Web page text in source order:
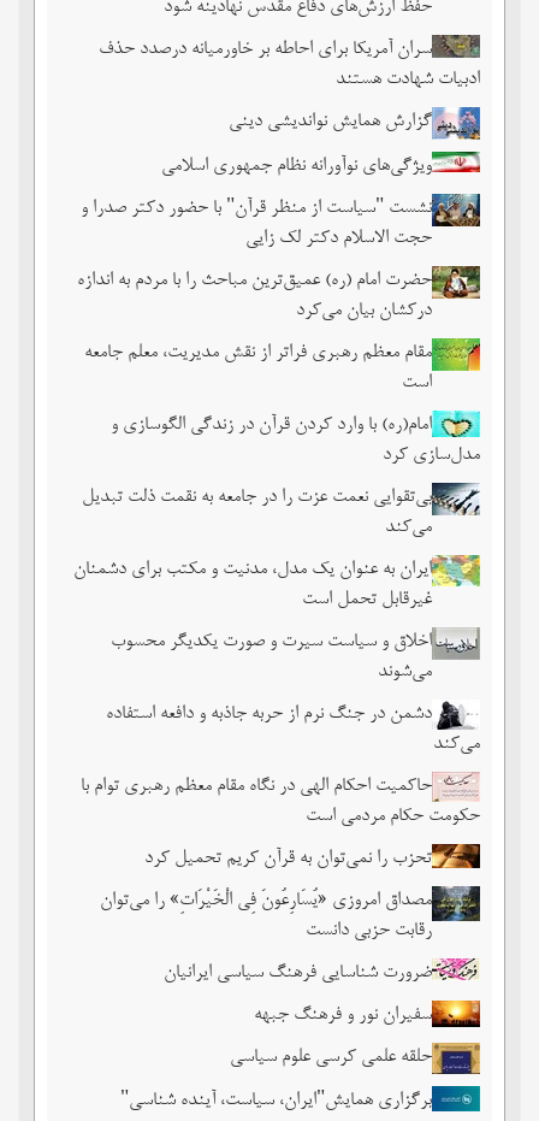
حفظ ارزش‌های دفاع مقدس نهادینه شود
سران آمریکا برای احاطه بر خاورمیانه درصدد حذف
ادبیات شهادت هستند
گزارش همایش نواندیشی دینی
ویژگی‌های نوآورانه نظام جمهوری اسلامی
نشست‏ "سیاست از منظر قرآن" با حضور دکتر صدرا و
حجت الاسلام دکتر لک زایی
حضرت امام (ره) عمیق‌ترین مباحث را با مردم به اندازه
درکشان بیان می‌کرد
مقام معظم رهبری فراتر از نقش مدیریت، معلم جامعه
است
امام(ره) با وارد کردن قرآن در زندگی الگوسازی و
مدل‌سازی کرد
بی‌تقوایی نعمت عزت را در جامعه به نقمت ذلت تبدیل
می‌کند
ایران به عنوان یک مدل، مدنیت و مکتب برای دشمنان
غیرقابل تحمل است
اخلاق و سیاست سیرت و صورت یکدیگر محسوب
می‌شوند
دشمن در جنگ نرم از حربه جاذبه و دافعه استفاده
می‌کند
حاکمیت احکام الهی در نگاه مقام معظم رهبری توام با
حکومت حکام مردمی است
تحزب را نمی‌توان به قرآن کریم تحمیل کرد
مصداق امروزی «یُسَارِعُونَ فِی الْخَیْرَاتِ» را می‌توان
رقابت حزبی دانست
ضرورت شناسایی فرهنگ سیاسی ایرانیان
سفیران نور و فرهنگ جبهه
حلقه علمی کرسی علوم سیاسی
برگزاری همایش"ایران، سیاست، آینده شناسی"